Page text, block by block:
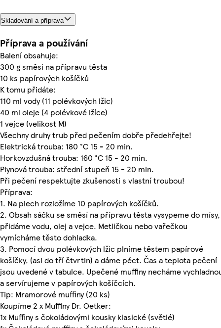
Skladování a příprava
Příprava a používání
Balení obsahuje:
300 g směsi na přípravu těsta
10 ks papírových košíčků
K tomu přidáte:
110 ml vody (11 polévkových lžic)
40 ml oleje (4 polévkové lžíce)
1 vejce (velikost M)
Všechny druhy trub před pečením dobře předehřejte!
Elektrická trouba: 180 °C 15 - 20 min.
Horkovzdušná trouba: 160 °C 15 - 20 min.
Plynová trouba: střední stupeň 15 - 20 min.
Při pečení respektujte zkušenosti s vlastní troubou!
Příprava:
1. Na plech rozložíme 10 papírových košíčků.
2. Obsah sáčku se směsí na přípravu těsta vysypeme do mísy,
přidáme vodu, olej a vejce. Metličkou nebo vařečkou
vymícháme těsto dohladka.
3. Pomocí dvou polévkových lžic plníme těstem papírové
košíčky, (asi do tří čtvrtin) a dáme péct. Čas a teplota pečení
jsou uvedené v tabulce. Upečené muffiny necháme
a servírujeme v papírových košíčcích.
Tip: Mramorové muffiny (20 ks)
Koupíme 2 x Muffiny Dr. Oetker:
1x Muffiny s čokoládovými kousky klasické (světlé)